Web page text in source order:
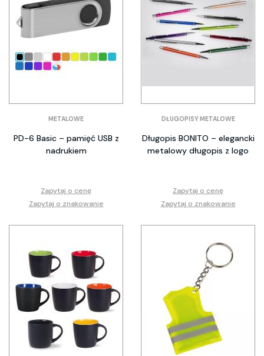
METALOWE
PD-6 Basic – pamięć USB z
nadrukiem
Zapytaj o cenę
Zapytaj o znakowanie
DŁUGOPISY METALOWE
Długopis BONITO – elegancki
metalowy długopis z logo
Zapytaj o cenę
Zapytaj o znakowanie